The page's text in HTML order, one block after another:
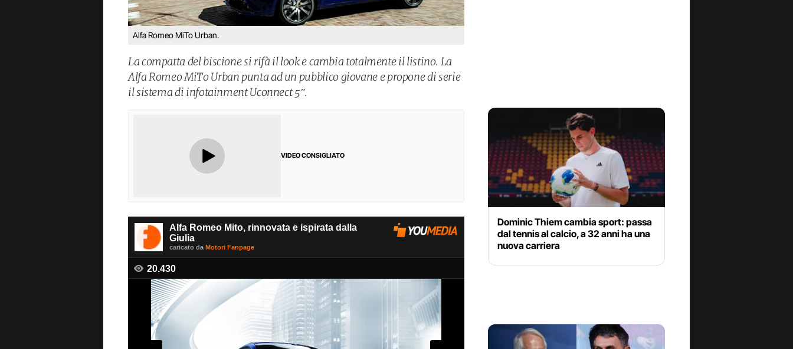
Alfa Romeo MiTo Urban.
La compatta del biscione si rifà il look e cambia totalmente il listino. La
Alfa Romeo MiTo Urban punta ad un pubblico giovane e propone di serie
il sistema di infotainment Uconnect 5″.
VIDEO CONSIGLIATO
Dominic Thiem cambia sport: passa
dal tennis al calcio, a 32 anni ha una
nuova carriera